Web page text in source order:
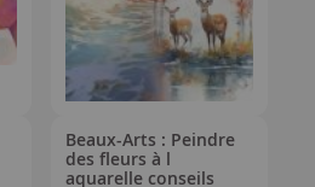
Beaux-Arts : Peindre
des fleurs à l
aquarelle conseils